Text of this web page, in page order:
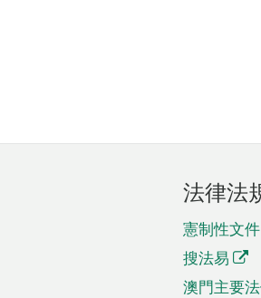
法律法
憲制性文件
搜法易
澳門主要